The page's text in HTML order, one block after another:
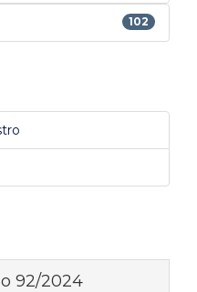
102
92/2024